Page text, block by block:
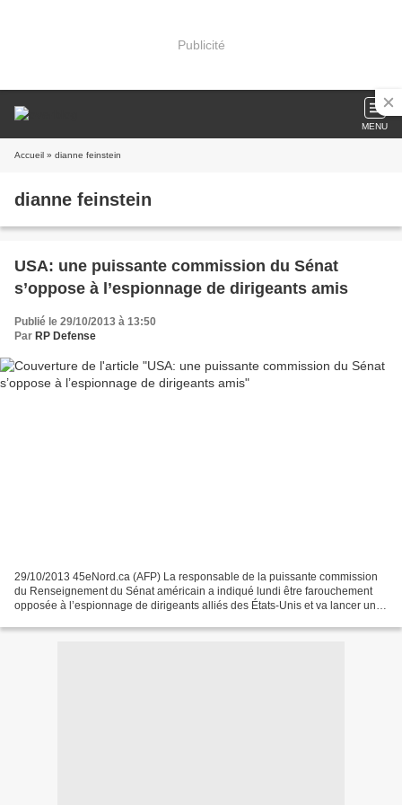
Publicité
MENU
Accueil » dianne feinstein
dianne feinstein
USA: une puissante commission du Sénat
s’oppose à l’espionnage de dirigeants amis
Publié le 29/10/2013 à 13:50
Par RP Defense
29/10/2013 45eNord.ca (AFP) La responsable de la puissante commission
du Renseignement du Sénat américain a indiqué lundi être farouchement
opposée à l’espionnage de dirigeants alliés des États-Unis et va lancer un